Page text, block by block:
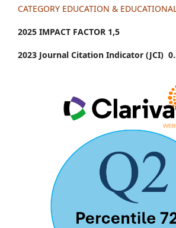
CATEGORY EDUCATION &
2025 IMPACT FACTOR 1,5
2023 Journal Citation Indicator (JCI)